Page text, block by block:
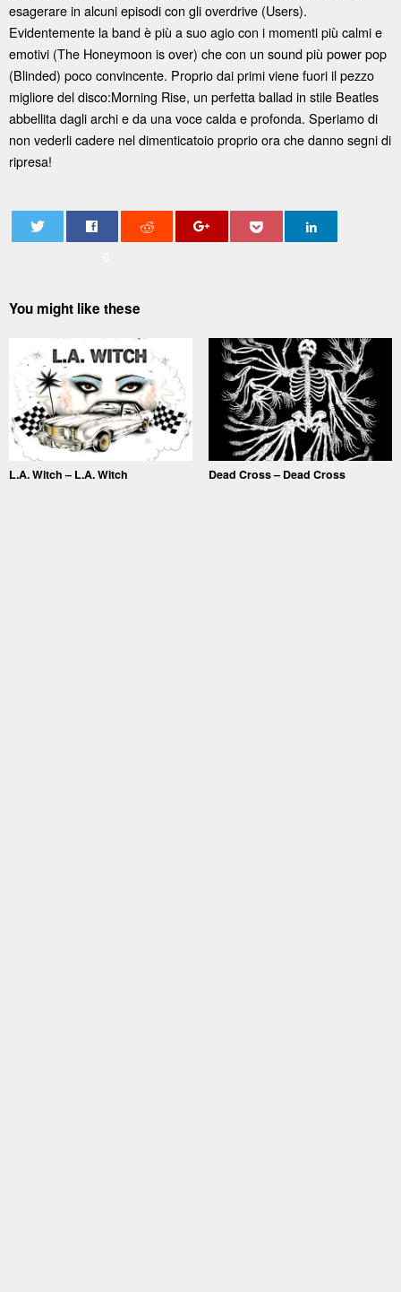
esagerare in alcuni episodi con gli overdrive (Users).
Evidentemente la band è più a suo agio con i momenti più calmi e
emotivi (The Honeymoon is over) che con un sound più power pop
(Blinded) poco convincente. Proprio dai primi viene fuori il pezzo
migliore del disco:Morning Rise, un perfetta ballad in stile Beatles
abbellita dagli archi e da una voce calda e profonda. Speriamo di
non vederli cadere nel dimenticatoio proprio ora che danno segni di
ripresa!
You might like these
L.A. Witch – L.A. Witch Dead Cross – Dead Cross